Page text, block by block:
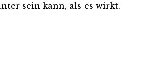
sein kann, als es wirkt.